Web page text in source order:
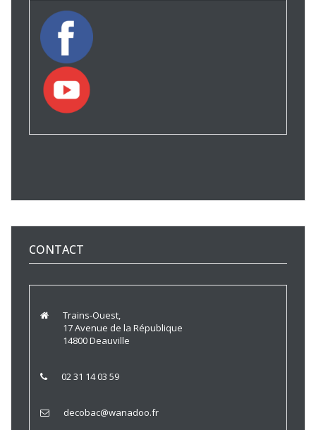
CONTACT
Trains-Ouest,
17 Avenue de la République
14800 Deauville
02 31 14 03 59
decobac@wanadoo.fr